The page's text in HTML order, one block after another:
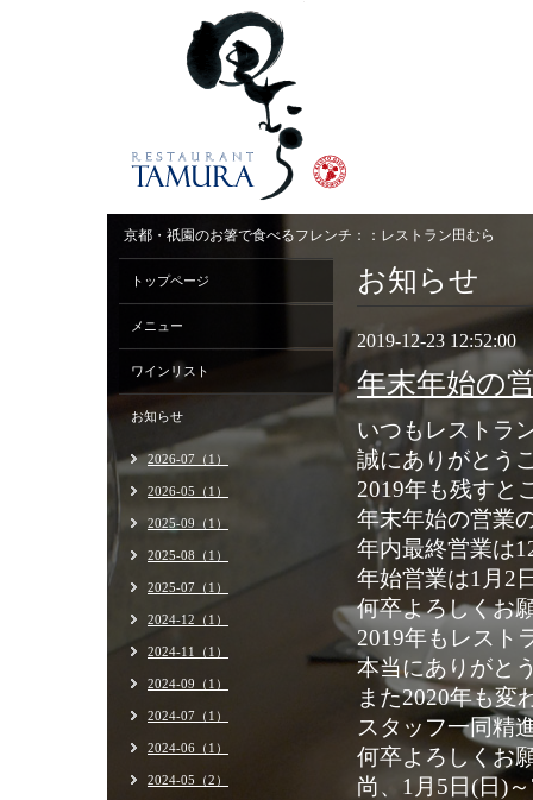
京都・祇園のお箸で食べるフレンチ：：レストラン田むら
お知らせ
2019-12-23 12:52:00
年末年始の
いつもレストラ
誠にありがとう
2019年も残すと
年末年始の営業
年内最終営業は
年始営業は1月2
何卒よろしくお
2019年もレスト
本当にありがと
また2020年も変
スタッフ一同精
何卒よろしくお
尚、1月5日(日)
トップページ
メニュー
ワインリスト
お知らせ
2026-07（1）
2026-05（1）
2025-09（1）
2025-08（1）
2025-07（1）
2024-12（1）
2024-11（1）
2024-09（1）
2024-07（1）
2024-06（1）
2024-05（2）